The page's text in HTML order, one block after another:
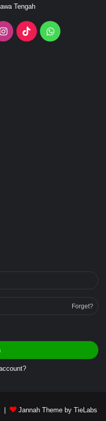
Tengah
Instagram
TikTokWhatsApp
Forget?
| Jannah Theme by TieLabs